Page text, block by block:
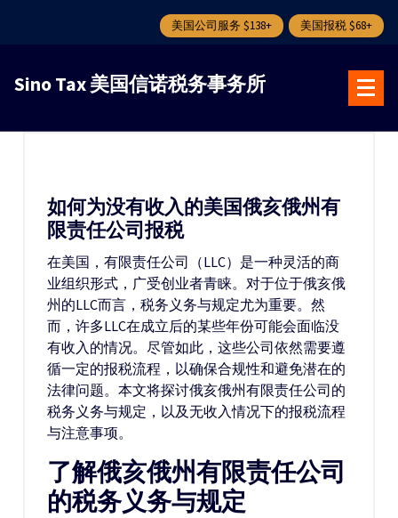
美国公司服务 $138+ 美国报税 $68+
Sino Tax 美国信诺税务事务所
如何为没有收入的美国俄亥俄州有
限责任公司报税
在美国，有限责任公司（LLC）是一种灵活的商
业组织形式，广受创业者青睐。对于位于俄亥俄
州的LLC而言，税务义务与规定尤为重要。然
而，许多LLC在成立后的某些年份可能会面临没
有收入的情况。尽管如此，这些公司依然需要遵
循一定的报税流程，以确保合规性和避免潜在的
法律问题。本文将探讨俄亥俄州有限责任公司的
税务义务与规定，以及无收入情况下的报税流程
与注意事项。
了解俄亥俄州有限责任公司
的税务义务与规定